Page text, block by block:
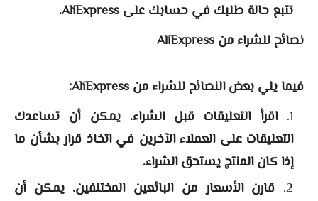
تتبع حالة طلبك في حسابك على AliExpress.
نصائح للشراء من AliExpress
فيما يلي بعض النصائح للشراء من AliExpress:
اقرأ التعليقات قبل الشراء. يمكن أن تساعدك
التعليقات على العملاء الآخرين في اتخاذ قرار بشأن ما
إذا كان المنتج يستحق الشراء.
قارن الأسعار من البائعين المختلفين. يمكن أن